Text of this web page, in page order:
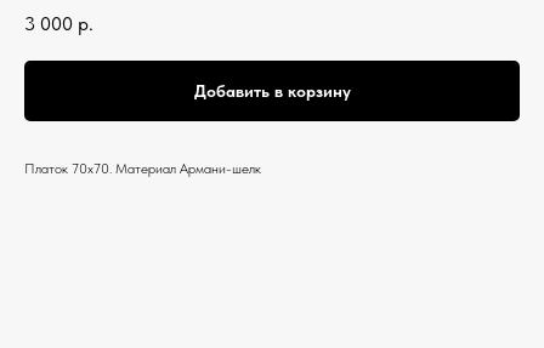
3 000 р.
Добавить в корзину
Платок 70х70. Материал Армани-шелк